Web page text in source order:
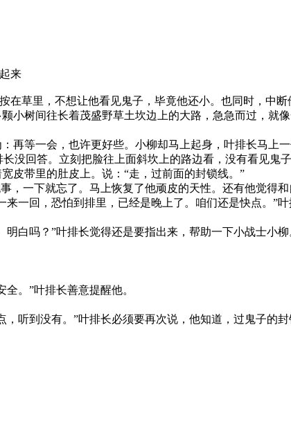
草里，不想让他看见鬼子，毕竟他还小。也同时，中
小树间往长着茂盛野草土坎边上的大路，急急而过，就
再等一会，也许更好些。小柳却马上起身，叶排长马上一
没回答。立刻把脸往上面斜坎上的路边看，没有看见
皮带里的肚皮上。说：“走，过前面的封锁线。”
，一下就忘了。马上恢复了他顽皮的天性。还有他觉得
一回，恐怕到排里，已经是晚上了。咱们还是快点。”叶
白吗？”叶排长觉得还是要指出来，帮助一下小战士小柳
。”叶排长善意提醒他。
听到没有。”叶排长必须要再次说，他知道，过鬼子的